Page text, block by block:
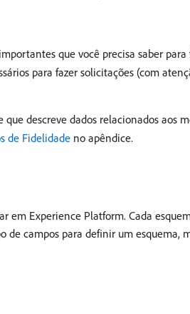
que você precisa saber
para fazer solicitações (com
descreve dados relacionados aos
de Fidelidade no apêndice.
Experience Platform. Cada
campos para definir um esquema,